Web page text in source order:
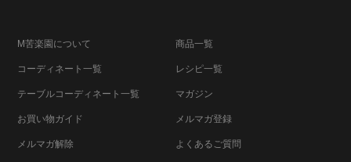
M苦楽園について 商品一覧
コーディネート一覧 レシピ一覧
テーブルコーディネート一覧 マガジン
お買い物ガイド メルマガ登録
メルマガ解除 よくあるご質問